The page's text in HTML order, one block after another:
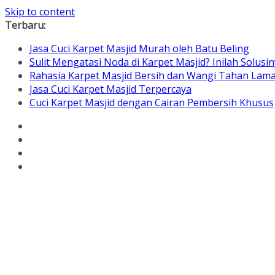
Skip to content
Terbaru:
Jasa Cuci Karpet Masjid Murah oleh Batu Beling
Sulit Mengatasi Noda di Karpet Masjid? Inilah
Rahasia Karpet Masjid Bersih dan Wangi Tahan Lama
Jasa Cuci Karpet Masjid Terpercaya
Cuci Karpet Masjid dengan Cairan Pembersih Khusus